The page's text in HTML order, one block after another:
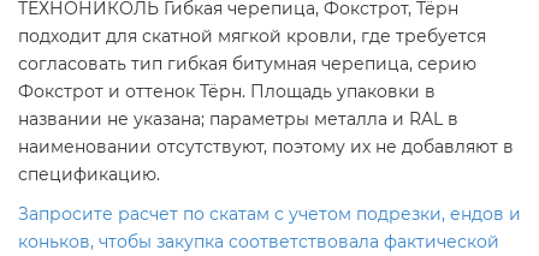
ТЕХНОНИКОЛЬ Гибкая черепица, Фокстрот, Тёрн
подходит для скатной мягкой кровли, где требуется
согласовать тип гибкая битумная черепица, серию
Фокстрот и оттенок Тёрн. Площадь упаковки в
названии не указана; параметры металла и RAL в
наименовании отсутствуют, поэтому их не добавляют в
спецификацию.
Запросите расчет по скатам с учетом подрезки, ендов и
коньков, чтобы закупка соответствовала фактической